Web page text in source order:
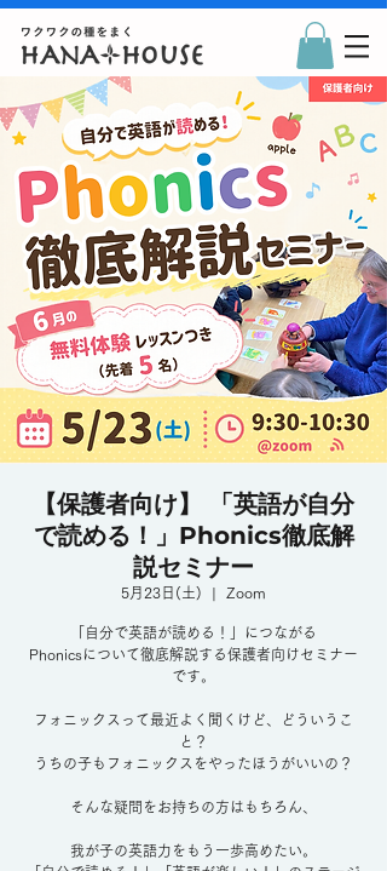
【保護者向け】 「英語が自分
で読める！」Phonics徹底解
説セミナー
5月23日(土)
  |
Zoom
「自分で英語が読める！」につながる
Phonicsについて徹底解説する保護者向けセミナー
です。
フォニックスって最近よく聞くけど、どういうこ
と？
うちの子もフォニックスをやったほうがいいの？
そんな疑問をお持ちの方はもちろん、
我が子の英語力をもう一歩高めたい。